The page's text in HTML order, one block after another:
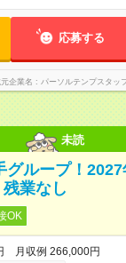
応募する
企業名 パーソルテンプスタッ
未読
グループ！
業なし
OK
月収例 266,000円